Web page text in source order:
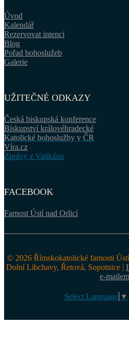
Úvod
Kalendář
Rezervovat intenci
Blog
Pořad bohoslužeb
Galerie
UŽITEČNÉ ODKAZY
Česká biskupská konference
Biskupství královéhradecké
Katolické bohoslužby v ČR
Víra.cz
Zprávy z Vatikánu
FACEBOOK
Farnost Ústí nad Orlicí
© 2026 Římskokatolické farnosti
Dolní Libchavy, Řetová, Sopotnice |
e-mailem
Select Language ▼